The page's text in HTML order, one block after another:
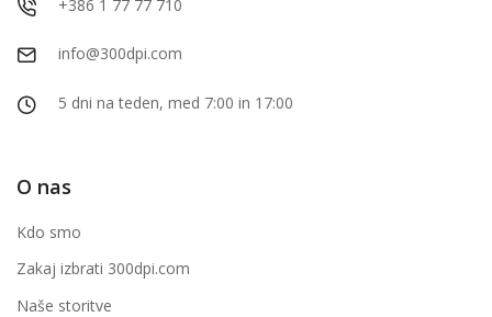
+386 1 77 77 710
info@300dpi.com
5 dni na teden, med 7:00 in 17:00
O nas
Kdo smo
Zakaj izbrati 300dpi.com
Naše storitve